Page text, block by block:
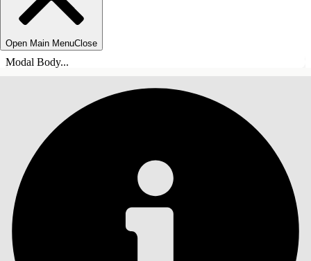
Open Main MenuClose
Modal Body...
SOMMARIO